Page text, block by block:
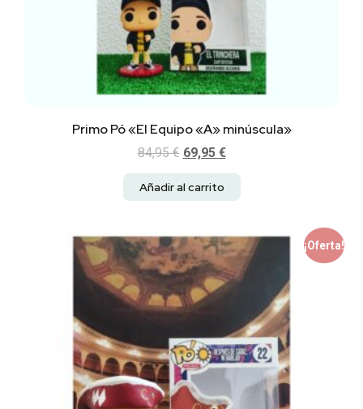
Primo Pó «El Equipo «A» minúscula»
84,95€ 69,95 €
Añadir al carrito
¡Oferta!